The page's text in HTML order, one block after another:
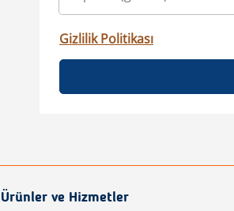
Gizlilik Politikası
Ürünler ve Hizmetler